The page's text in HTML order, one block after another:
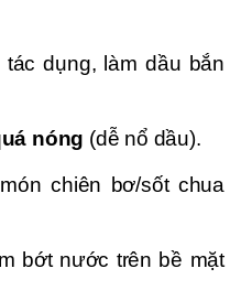
dụng, làm dầu bắn
nóng (dễ nổ dầu).
chiên bơ/sốt chua
bớt nước trên bề mặt